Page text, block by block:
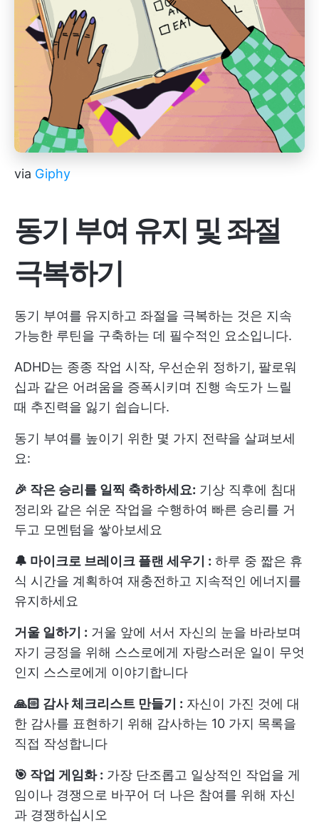
via Giphy
동기 부여 유지 및 좌절
극복하기
동기 부여를 유지하고 좌절을 극복하는 것은 지속
가능한 루틴을 구축하는 데 필수적인 요소입니다.
ADHD는 종종 작업 시작, 우선순위 정하기, 팔로워
십과 같은 어려움을 증폭시키며 진행 속도가 느릴
때 추진력을 잃기 쉽습니다.
동기 부여를 높이기 위한 몇 가지 전략을 살펴보세
요:
🎉 작은 승리를 일찍 축하하세요: 기상 직후에 침대
정리와 같은 쉬운 작업을 수행하여 빠른 승리를 거
두고 모멘텀을 쌓아보세요
🔔 마이크로 브레이크 플랜 세우기 : 하루 중 짧은 휴
식 시간을 계획하여 재충전하고 지속적인 에너지를
유지하세요
거울 일하기 : 거울 앞에 서서 자신의 눈을 바라보며
자기 긍정을 위해 스스로에게 자랑스러운 일이 무엇
인지 스스로에게 이야기합니다
🙏🏻 감사 체크리스트 만들기 : 자신이 가진 것에 대
한 감사를 표현하기 위해 감사하는 10 가지 목록을
직접 작성합니다
🎯 작업 게임화 : 가장 단조롭고 일상적인 작업을 게
임이나 경쟁으로 바꾸어 더 나은 참여를 위해 자신
과 경쟁하십시오